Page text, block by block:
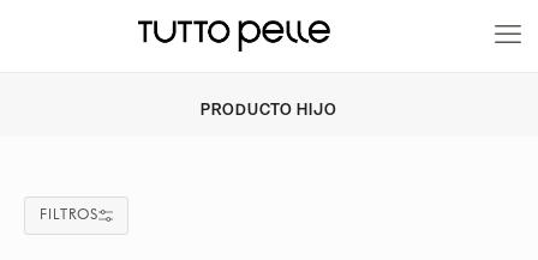
20% EN PRODUCTOS A FABRICACIÓN
PRODUCTO HIJO
FILTROS